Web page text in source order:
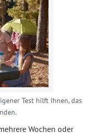
Test hilft Ihnen, das
Wochen oder